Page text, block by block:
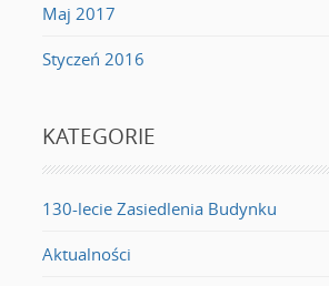
Maj 2017
Styczeń 2016
KATEGORIE
130-lecie Zasiedlenia Budynku
Aktualności